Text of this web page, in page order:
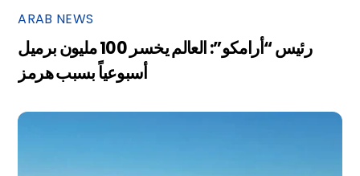
ARAB NEWS
رئيس “أرامكو”: العالم يخسر 100 مليون برميل
أسبوعياً بسبب هرمز